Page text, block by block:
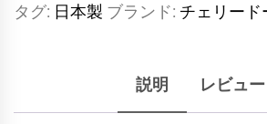
タグ: 日本製 ブランド: チェリード
説明 レビュ